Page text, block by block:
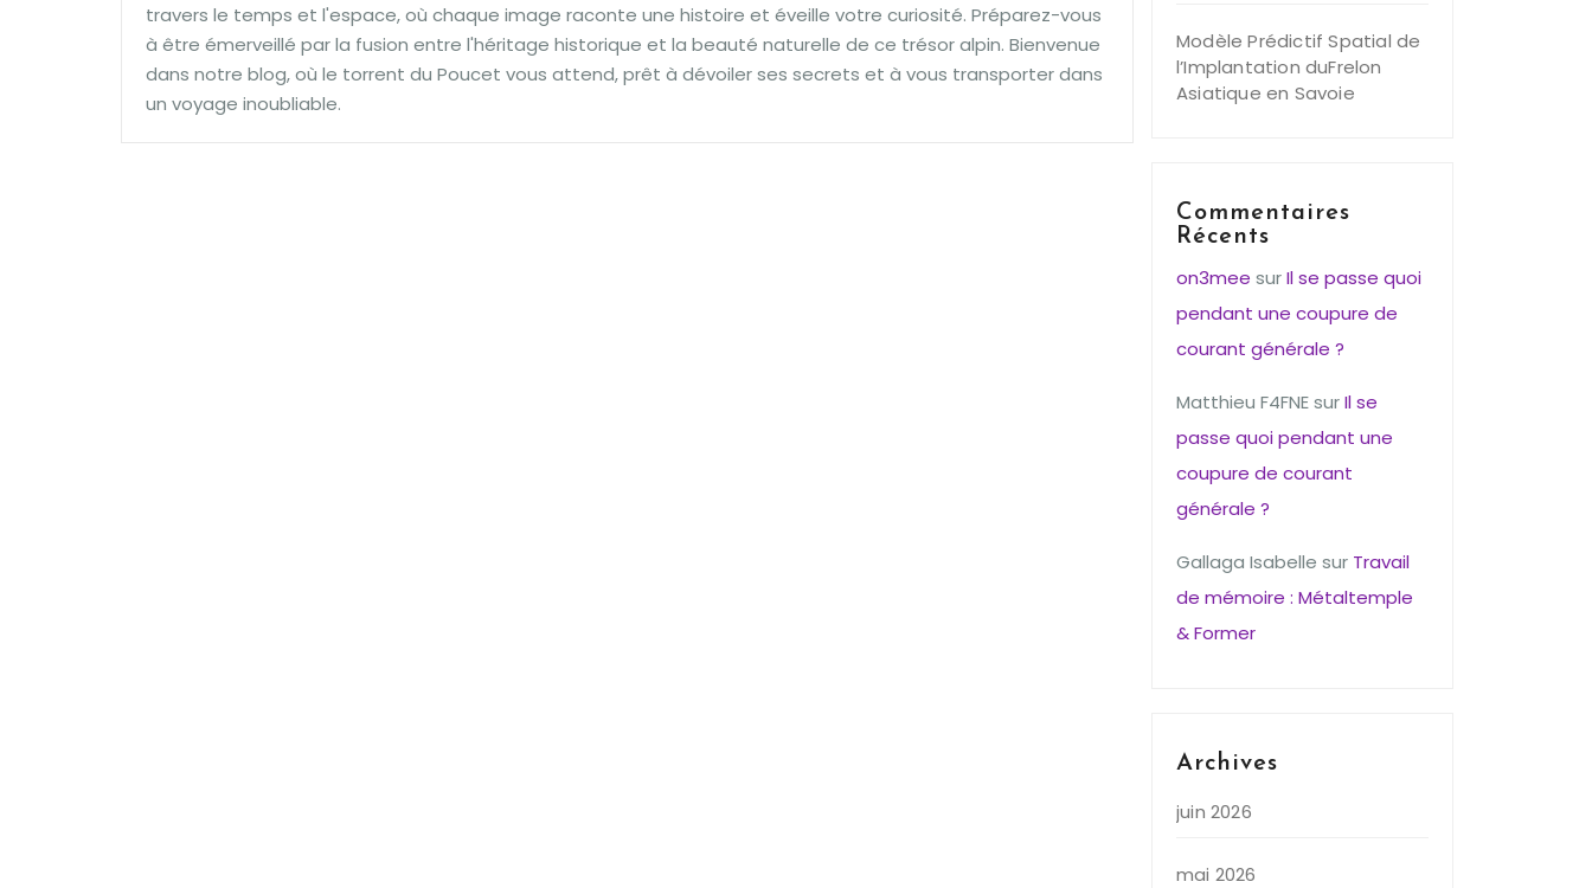
travers le temps et l'espace, où chaque image raconte une histoire et éveille votre curiosité. Préparez-vous
à être émerveillé par la fusion entre l'héritage historique et la beauté naturelle de ce trésor alpin. Bienvenue
dans notre blog, où le torrent du Poucet vous attend, prêt à dévoiler ses secrets et à vous transporter dans
un voyage inoubliable.
Modèle Prédictif Spatial de
l’Implantation duFrelon
Asiatique en Savoie
Commentaires
Récents
on3mee surIl se passe quoi
pendant une coupure de
courant générale ?
Matthieu F4FNEsurIl se
passe quoi pendant une
coupure de courant
générale ?
Gallaga Isabelle sur Travail
de mémoire : Métaltemple
& Former
Archives
juin 2026
mai 2026